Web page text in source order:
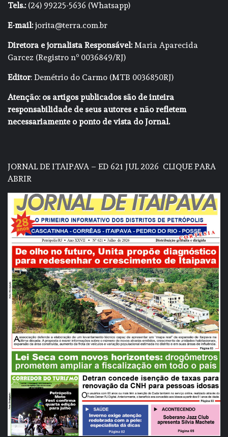
Tels.:(24) 99225-5636 (Whatsapp)
E-mail:jorita@terra.com.br
Diretora e jornalista Responsável:Maria Aparecida
Garcez (Registro nº 0036849/RJ)
Editor: Demétrio do Carmo (MTB 0036850RJ)
Atenção: os artigos publicados são de inteira
responsabilidade de seus autores e não refletem
necessariamente o ponto de vista do Jornal.
JORNAL DE ITAIPAVA – ED 621 JUL 2026 CLIQUE PARA
ABRIR